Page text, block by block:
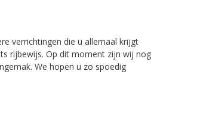
verrichtingen die u allemaal krijgt
rijbewijs. Op dit moment zijn wij nog
We hopen u zo spoedig